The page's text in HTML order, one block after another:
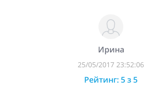
Ирина
25/05/2017 23:52:06
Рейтинг: 5 з 5